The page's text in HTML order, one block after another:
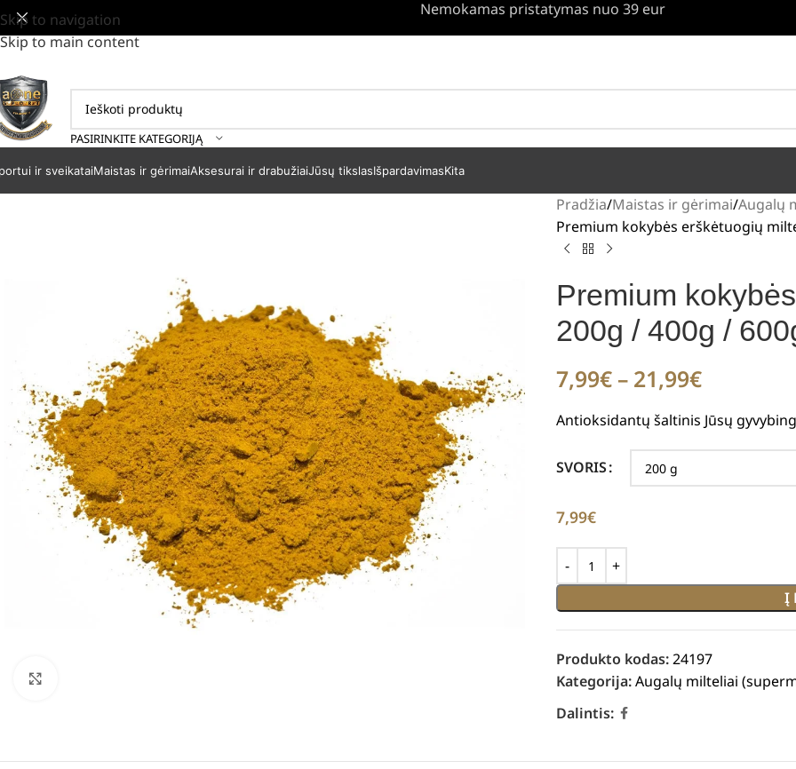
Skip to navigation
Skip to main content
Nemokamas pristatymas nuo 39 eur
PASIRINKITE KATEGORIJĄ
ir sveikataiMaistas ir gėrimaiAksesurai ir drabužiaiJūsų tikslasIšpardavimasKita
Pradžia Maistas ir gėrimai Augalų
Premium kokybės erškėtuogių
Premium
200g / 400g /
7,99€ – 21,99€
Antioksidantų šaltinis Jūsų
SVORIS
7,99€
Į
Produkto kodas:24197
Kategorija:Augalų milteliai
Dalintis: